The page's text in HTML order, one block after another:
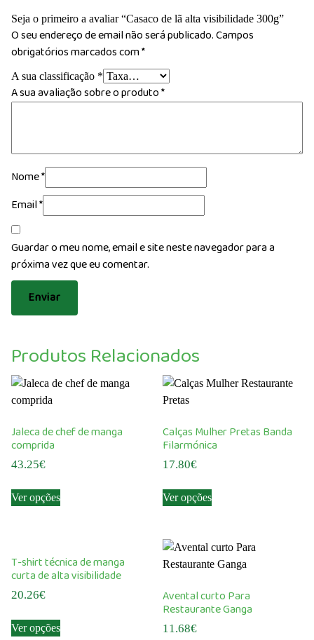
Seja o primeiro a avaliar “Casaco de lã alta visibilidade 300g”
O seu endereço de email não será publicado.Campos
obrigatórios marcados com*
A sua classificação *
A sua avaliação sobre o produto*
Nome*
Email*
Guardar o meu nome, email e site neste navegador para a
próxima vez que eu comentar.
Produtos Relacionados
Jaleca de chef de manga
comprida
43.25€
Ver opçõesproduct
The
be
chosen
Calças Mulher Pretas Banda
Filarmónica
17.80€
Ver opçõesproduct
variants.
The
may
T-shirt técnica de manga
curta de alta visibilidade
20.26€
Ver opçõesproduct
Avental curto Para
Restaurante Ganga
11.68€